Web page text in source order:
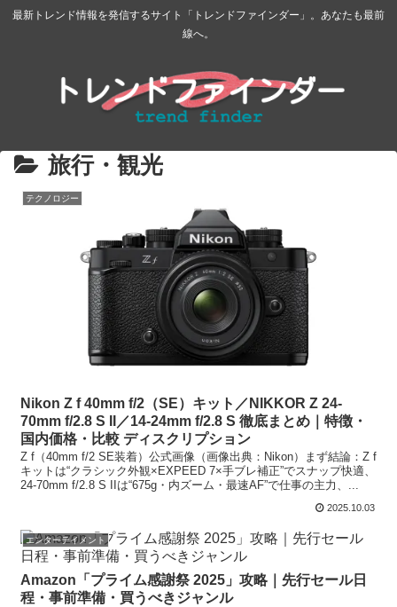
最新トレンド情報を発信するサイト「トレンドファインダー」。あなたも最前
線へ。
旅行・観光
テクノロジー
Nikon Z f 40mm f/2（SE）キット／NIKKOR Z 24-
70mm f/2.8 S II／14-24mm f/2.8 S 徹底まとめ｜特徴・
国内価格・比較 ディスクリプション
Z f（40mm f/2 SE装着）公式画像（画像出典：Nikon）まず結論：Z f
キットは“クラシック外観×EXPEED 7×手ブレ補正”でスナップ快適、
24-70mm f/2.8 S IIは“675g・内ズーム・最速AF”で仕事の主力、...
2025.10.03
エンターテイメント
Amazon「プライム感謝祭 2025」攻略｜先行セール日
程・事前準備・買うべきジャンル